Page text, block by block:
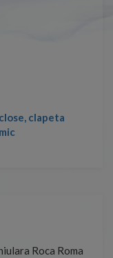
clapeta
Roca Roma